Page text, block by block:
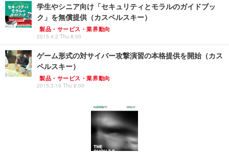
学生やシニア向け「セキュリティとモラルのガイドブッ
ク」を無償提供（カスペルスキー）
製品・サービス・業界動向
2015.4.2 Thu 8:00
ゲーム形式の対サイバー攻撃演習の本格提供を開始（カス
ペルスキー）
製品・サービス・業界動向
2015.3.19 Thu 8:00